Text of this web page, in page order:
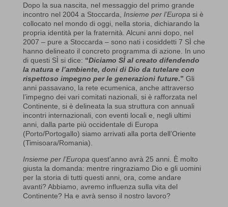
Dopo la sua nascita, nel messaggio del primo grande
incontro nel 2004 a Stoccarda, Insieme per l’Europa si è
collocato nel mondo di oggi, nella storia, dichiarando la
propria identità per la fraternità. Alcuni anni dopo, nel
2007 – pure a Stoccarda – sono nati i cosiddetti 7 SÌ che
hanno delineato il concreto programma di azione. In uno
di questi SÌ si dice: “Diciamo SÌ al creato difendendo
la natura e l’ambiente, doni di Dio da tutelare con
rispettoso impegno per le generazioni future.” Gli
anni passavano, la rete ecumenica, anche attraverso
l’impegno dei vari comitati nazionali, si è rafforzata nel
Continente, si è delineata la sua struttura con annuali
incontri internazionali, con eventi locali e, negli ultimi
anni, dalla parte più occidentale di Europa
(Porto/Portogallo) siamo arrivati alla porta dell’Oriente
(Timisoara/Romania).
Insieme per l’Europa quest’anno avrà 25 anni. È molto
giusta la domanda: mentre ringraziamo Dio e gli uomini
per la storia di tutti questi anni, ora, come andare
avanti? Abbiamo, avremo influenza sulla vita del
Continente? Ha e avrà senso il nostro lavoro?